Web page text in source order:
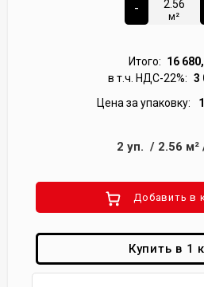
-
м²
Итого: 16
в т.ч. НДС-22%: 3
Цена за упаковку:
2 уп. / 2.56 м²
Добавить в
Купить в 1